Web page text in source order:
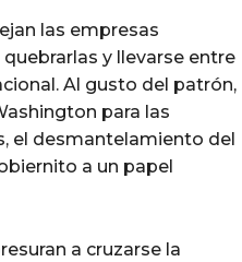
las empresas
y llevarse entre
Al gusto del patrón,
para las
el desmantelamiento del
a un papel
a cruzarse la